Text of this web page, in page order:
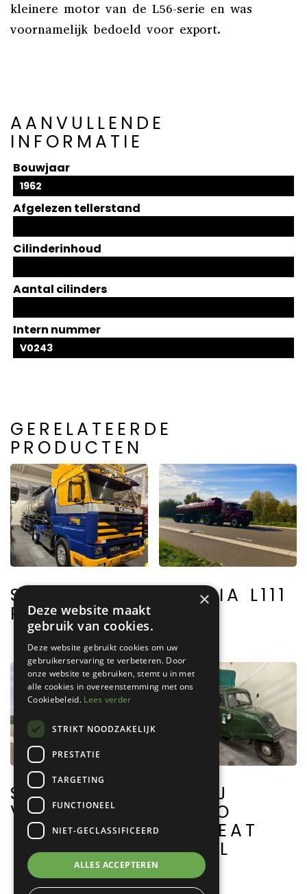
kleinere motor van de L56-serie en was
voornamelijk bedoeld voor export.
AANVULLENDE
INFORMATIE
Bouwjaar
1962
Afgelezen tellerstand
Cilinderinhoud
Aantal cilinders
Intern nummer
V0243
GERELATEERDE
PRODUCTEN
SCANIA
R143M
SCANIA L111
SCANIA
VABIS L75
BAJAJ
TEMPO
HANSEAT
DIESEL
×
Deze website maakt
gebruik van cookies.
Deze website gebruikt cookies om uw
gebruikerservaring te verbeteren. Door
onze website te gebruiken, stemt u in met
alle cookies in overeenstemming met ons
Cookiebeleid. Lees verder
STRIKT NOODZAKELIJK
PRESTATIE
TARGETING
FUNCTIONEEL
NIET-GECLASSIFICEERD
ALLES ACCEPTEREN